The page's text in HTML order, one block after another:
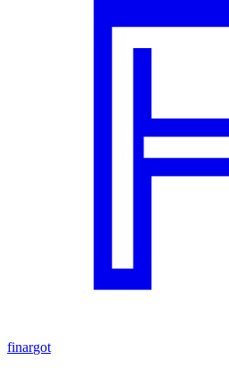
finargot